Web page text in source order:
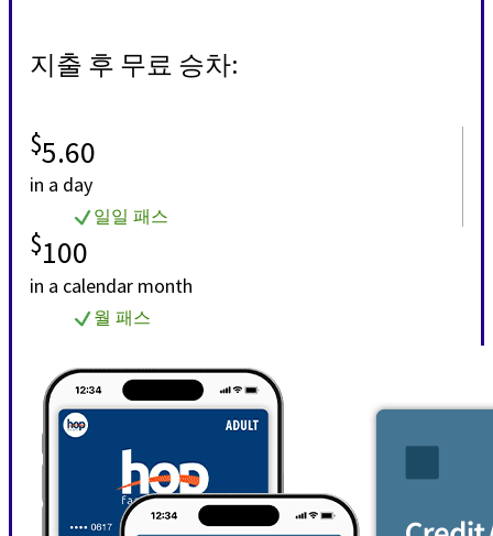
지출 후 무료 승차:
$5.60
in a day
일일 패스
$100
in a calendar month
월 패스